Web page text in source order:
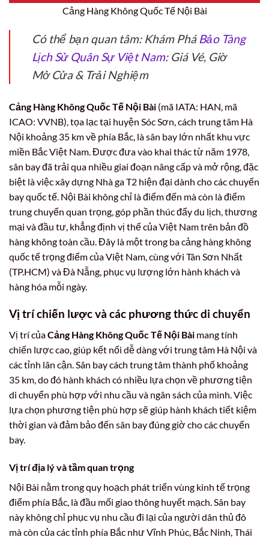
Cảng Hàng Không Quốc Tế Nội Bài
Có thể bạn quan tâm: Khám Phá Bảo Tàng
Lịch Sử Quân Sự Việt Nam: Giá Vé, Giờ
Mở Cửa & Trải Nghiệm
Cảng Hàng Không Quốc Tế Nội Bài (mã IATA: HAN, mã
ICAO: VVNB), tọa lạc tại huyện Sóc Sơn, cách trung tâm Hà
Nội khoảng 35 km về phía Bắc, là sân bay lớn nhất khu vực
miền Bắc Việt Nam. Được đưa vào khai thác từ năm 1978,
sân bay đã trải qua nhiều giai đoạn nâng cấp và mở rộng, đặc
biệt là việc xây dựng Nhà ga T2 hiện đại dành cho các chuyến
bay quốc tế. Nội Bài không chỉ là điểm đến mà còn là điểm
trung chuyển quan trọng, góp phần thúc đẩy du lịch, thương
mại và đầu tư, khẳng định vị thế của Việt Nam trên bản đồ
hàng không toàn cầu. Đây là một trong ba cảng hàng không
quốc tế trọng điểm của Việt Nam, cùng với Tân Sơn Nhất
(TP.HCM) và Đà Nẵng, phục vụ lượng lớn hành khách và
hàng hóa mỗi ngày.
Vị trí chiến lược và các phương thức di chuyển
Vị trí củaCảng Hàng Không Quốc Tế Nội Bài mang tính
chiến lược cao, giúp kết nối dễ dàng với trung tâm Hà Nội và
các tỉnh lân cận. Sân bay cách trung tâm thành phố khoảng
35 km, do đó hành khách có nhiều lựa chọn về phương tiện
di chuyển phù hợp với nhu cầu và ngân sách của mình. Việc
lựa chọn phương tiện phù hợp sẽ giúp hành khách tiết kiệm
thời gian và đảm bảo đến sân bay đúng giờ cho các chuyến
bay.
Vị trí địa lý và tầm quan trọng
Nội Bài nằm trong quy hoạch phát triển vùng kinh tế trọng
điểm phía Bắc, là đầu mối giao thông huyết mạch. Sân bay
này không chỉ phục vụ nhu cầu đi lại của người dân thủ đô
mà còn của các tỉnh phía Bắc như Vĩnh Phúc, Bắc Ninh, Thái